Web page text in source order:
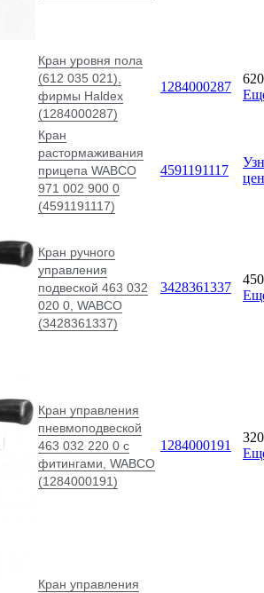
Кран уровня пола
(612 035 021),
фирмы Haldex
(1284000287)
1284000287
Кран
растормаживания
прицепа WABCO
971 002 900 0
(4591191117)
4591191117
Кран ручного
управления
подвеской 463 032
020 0, WABCO
(3428361337)
3428361337
Кран управления
пневмоподвеской
463 032 220 0 с
фитингами, WABCO
(1284000191)
1284000191
Кран управления